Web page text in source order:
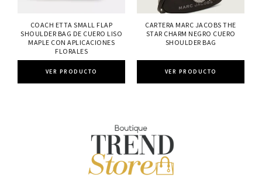
COACH ETTA SMALL FLAP
SHOULDER BAG DE CUERO LISO
MAPLE CON APLICACIONES
FLORALES
VER PRODUCTO
CARTERA MARC JACOBS THE
STAR CHARM NEGRO CUERO
SHOULDER BAG
VER PRODUCTO